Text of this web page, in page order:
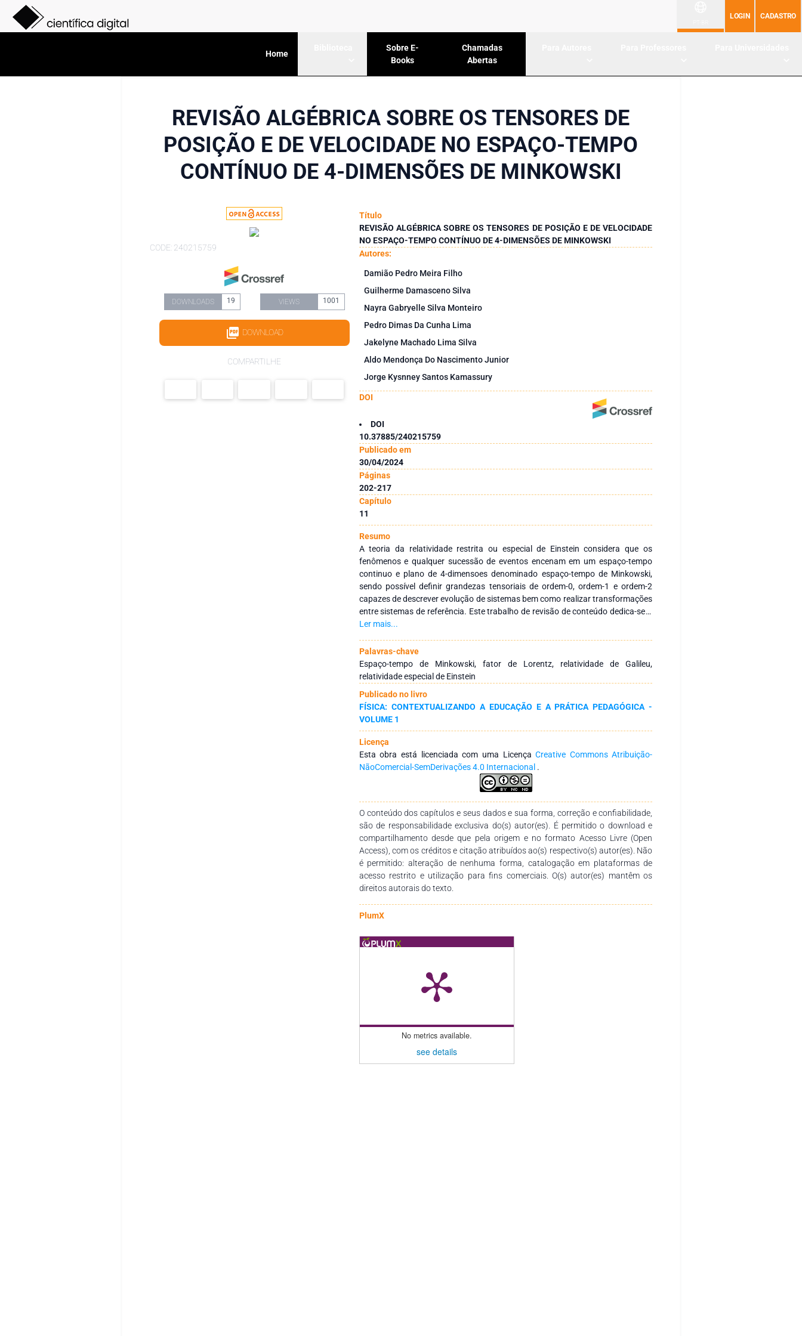
LOGIN CADASTRO
Home
Sobre E-
Books
Chamadas
Abertas
REVISÃO ALGÉBRICA SOBRE OS TENSORES DE
POSIÇÃO E DE VELOCIDADE NO ESPAÇO-TEMPO
CONTÍNUO DE 4-DIMENSÕES DE MINKOWSKI
CODE: 240215759
DOWNLOADS 19 VIEWS 1001
DOWNLOAD
COMPARTILHE
Título
REVISÃO ALGÉBRICA SOBRE OS TENSORES DE POSIÇÃO E DE VELOCIDADE
NO ESPAÇO-TEMPO CONTÍNUO DE 4-DIMENSÕES DE MINKOWSKI
Autores:
Damião Pedro Meira Filho
Guilherme Damasceno Silva
Nayra Gabryelle Silva Monteiro
Pedro Dimas Da Cunha Lima
Jakelyne Machado Lima Silva
Aldo Mendonça Do Nascimento Junior
Jorge Kysnney Santos Kamassury
DOI
DOI
10.37885/240215759
Publicado em
30/04/2024
Páginas
202-217
Capítulo
11
Resumo
A teoria da relatividade restrita ou especial de Einstein considera que os
fenômenos e qualquer sucessão de eventos encenam em um espaço-tempo
continuo e plano de 4-dimensoes denominado espaço-tempo de Minkowski,
sendo possível definir grandezas tensoriais de ordem-0, ordem-1 e ordem-2
capazes de descrever evolução de sistemas bem como realizar transformações
entre sistemas de referência. Este trabalho de revisão de conteúdo dedica-se a
detalhar alguns aspectos da estrutura algébrica do tensor de posição e do
componentes covariantes e contravariantes. Durante a última subseção
analisa-se o fator de transformação de Lorentz para regime de relatividade de
Galileu bem como para o domínio da relatividade especial de Einstein,
usufruindo do método de expansão em serie infinita de Taylor seguido de
plotagem e analise do comportamento da curva.
Ler mais...
Palavras-chave
Espaço-tempo de Minkowski, fator de Lorentz, relatividade de Galileu,
relatividade especial de Einstein
Publicado no livro
FÍSICA: CONTEXTUALIZANDO A EDUCAÇÃO E A PRÁTICA PEDAGÓGICA -
VOLUME 1
Licença
Esta obra está licenciada com uma LicençaCreative Commons Atribuição-
NãoComercial-SemDerivações 4.0 Internacional .
O conteúdo dos capítulos e seus dados e sua forma, correção e confiabilidade,
são de responsabilidade exclusiva do(s) autor(es). É permitido o download e
compartilhamento desde que pela origem e no formato Acesso Livre (Open
Access), com os créditos e citação atribuídos ao(s) respectivo(s) autor(es). Não
é permitido: alteração de nenhuma forma, catalogação em plataformas de
acesso restrito e utilização para fins comerciais. O(s) autor(es) mantêm os
direitos autorais do texto.
PlumX
No metrics available.
see details